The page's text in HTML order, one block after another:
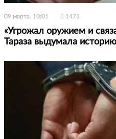
09 марта, 10:01 1471
«Угрожал оружием и
Тараза выдумала